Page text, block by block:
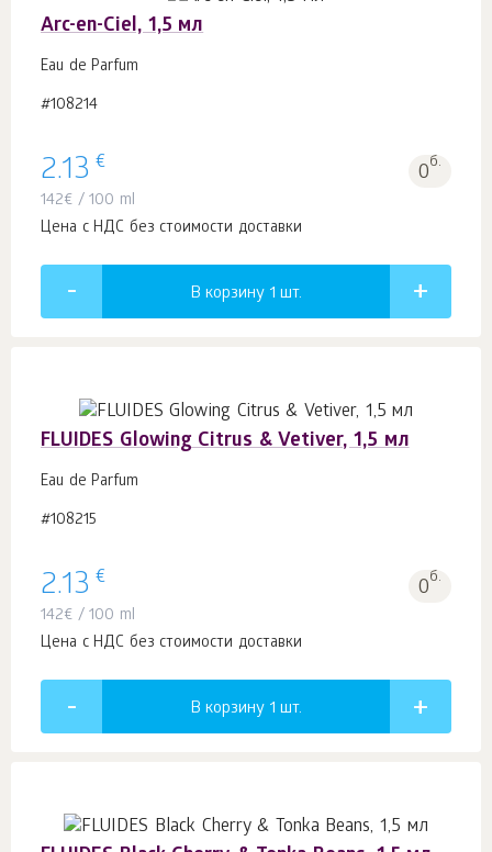
Arc-en-Ciel, 1,5 мл
Eau de Parfum
#108214
2.13 € 0б.
142€ / 100 ml
Цена с НДС без стоимости доставки
В корзину 1 шт.
FLUIDES Glowing Citrus & Vetiver, 1,5 мл
Eau de Parfum
#108215
2.13 € 0б.
142€ / 100 ml
Цена с НДС без стоимости доставки
В корзину 1 шт.